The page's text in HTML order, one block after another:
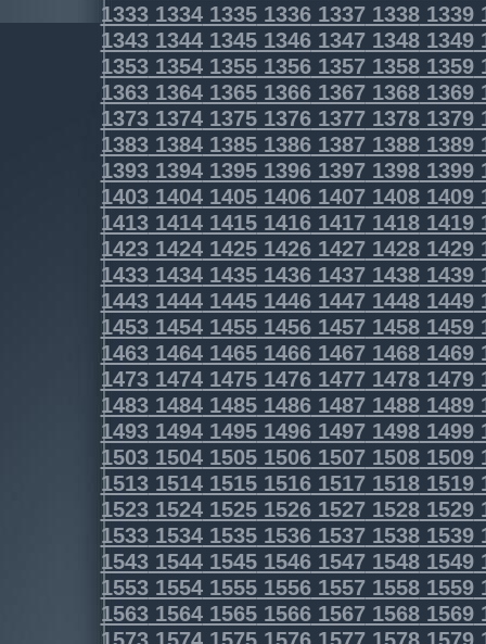
1333133413351336133713381339
1343134413451346134713481349
1353135413551356135713581359
1363136413651366136713681369
1373137413751376137713781379
1383138413851386138713881389
1393139413951396139713981399
1403140414051406140714081409
1413141414151416141714181419
1423142414251426142714281429
1433143414351436143714381439
1443144414451446144714481449
1453145414551456145714581459
1463146414651466146714681469
1473147414751476147714781479
1483148414851486148714881489
1493149414951496149714981499
1503150415051506150715081509
1513151415151516151715181519
1523152415251526152715281529
1533153415351536153715381539
1543154415451546154715481549
1553155415551556155715581559
1563156415651566156715681569